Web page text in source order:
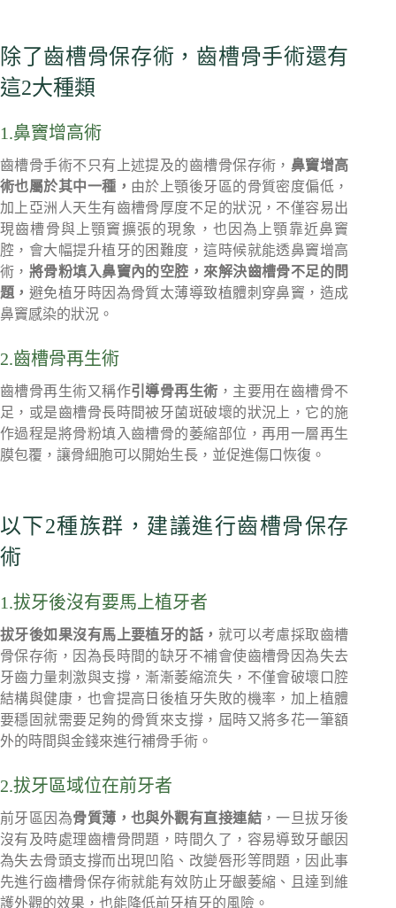
除了齒槽骨保存術，齒槽骨手術還有
這2大種類
1.鼻竇增高術
齒槽骨手術不只有上述提及的齒槽骨保存術， 鼻竇增高
術也屬於其中一種， 由於上顎後牙區的骨質密度偏低，
加上亞洲人天生有齒槽骨厚度不足的狀況，不僅容易出
現齒槽骨與上顎竇擴張的現象，也因為上顎靠近鼻竇
腔，會大幅提升植牙的困難度，這時候就能透鼻竇增高
術， 將骨粉填入鼻竇內的空腔，來解決齒槽骨不足的問
題， 避免植牙時因為骨質太薄導致植體刺穿鼻竇，造成
鼻竇感染的狀況。
2.齒槽骨再生術
齒槽骨再生術又稱作引導骨再生術 ，主要用在齒槽骨不
足，或是齒槽骨長時間被牙菌斑破壞的狀況上，它的施
作過程是將骨粉填入齒槽骨的萎縮部位，再用一層再生
膜包覆，讓骨細胞可以開始生長，並促進傷口恢復。
以下2種族群，建議進行齒槽骨保存
術
1.拔牙後沒有要馬上植牙者
拔牙後如果沒有馬上要植牙的話， 就可以考慮採取齒槽
骨保存術，因為長時間的缺牙不補會使齒槽骨因為失去
牙齒力量刺激與支撐，漸漸萎縮流失，不僅會破壞口腔
結構與健康，也會提高日後植牙失敗的機率，加上植體
要穩固就需要足夠的骨質來支撐，屆時又將多花一筆額
外的時間與金錢來進行補骨手術。
2.拔牙區域位在前牙者
前牙區因為骨質薄，也與外觀有直接連結 ，一旦拔牙後
沒有及時處理齒槽骨問題，時間久了，容易導致牙齦因
為失去骨頭支撐而出現凹陷、改變唇形等問題，因此事
先進行齒槽骨保存術就能有效防止牙齦萎縮、且達到維
護外觀的效果，也能降低前牙植牙的風險。